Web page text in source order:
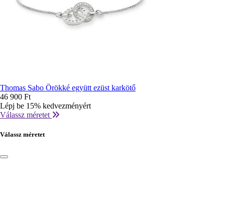
Thomas Sabo Örökké együtt ezüst karkötő
46 900 Ft
Lépj be 15% kedvezményért
Válassz méretet
Válassz méretet